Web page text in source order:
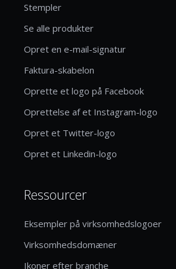
Stempler
Se alle produkter
Opret en e-mail-signatur
Faktura-skabelon
Oprette et logo på Facebook
Oprettelse af et Instagram-logo
Opret et Twitter-logo
Opret et Linkedin-logo
Ressourcer
Eksempler på virksomhedslogoer
Virksomhedsdomæner
Ikoner efter branche